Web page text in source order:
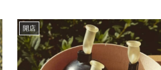
開店